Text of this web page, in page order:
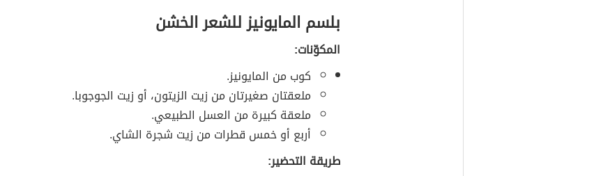
بلسم المايونيز للشعر الخشن
المكوّنات:
كوب من المايونيز.
ملعقتان صغيرتان من زيت الزيتون، أو زيت الجوجوبا.
ملعقة كبيرة من العسل الطبيعي.
أربع أو خمس قطرات من زيت شجرة الشاي.
طريقة التحضير: